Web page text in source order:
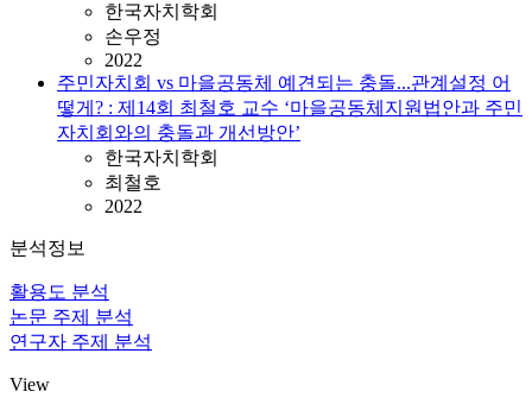
한국자치학회
손우정
2022
주민자치회 vs 마을공동체 예견되는 충돌...관계설정 어
떻게? : 제14회 최철호 교수 ‘마을공동체지원법안과 주민
자치회와의 충돌과 개선방안’
한국자치학회
최철호
2022
분석정보
활용도 분석
논문 주제 분석
연구자 주제 분석
View